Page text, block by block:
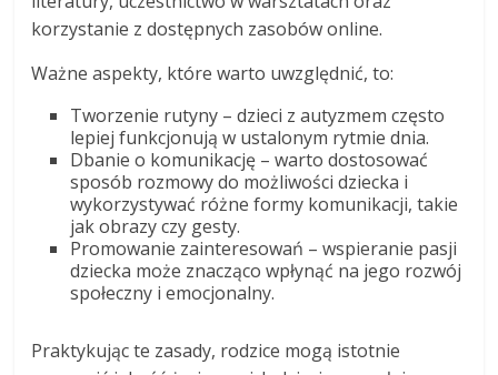
korzystanie z dostępnych zasobów online.
Ważne aspekty, które warto uwzględnić, to:
Tworzenie rutyny – dzieci z autyzmem często
lepiej funkcjonują w ustalonym rytmie dnia.
Dbanie o komunikację – warto dostosować
sposób rozmowy do możliwości dziecka i
wykorzystywać różne formy komunikacji, takie
jak obrazy czy gesty.
Promowanie zainteresowań – wspieranie pasji
dziecka może znacząco wpłynąć na jego rozwój
społeczny i emocjonalny.
Praktykując te zasady, rodzice mogą istotnie